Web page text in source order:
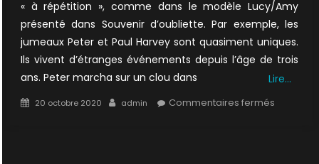
« à répétition », comme dans le modèle Lucy/Amy
présenté dans Souvenir d’oubliette. Par exemple, les
jumeaux Peter et Paul Harvey sont quasiment uniques.
Ils vivent d’étranges événements depuis l’âge de trois
ans. Peter marcha sur un clou dans
Lire…
Posted
20 octobre 2020 Author
admin Commentaires ferméssur